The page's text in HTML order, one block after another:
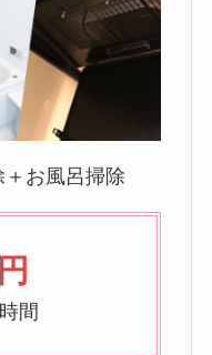
お風呂掃除
間